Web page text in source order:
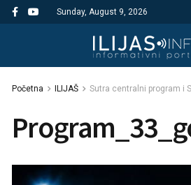
Sunday, August 9, 2026
Početna ILIJAŠ Sutra centralni program i